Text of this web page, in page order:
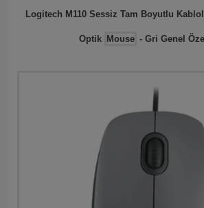
Logitech M110 Sessiz Tam Boyutlu
Optik Mouse - Gri Genel